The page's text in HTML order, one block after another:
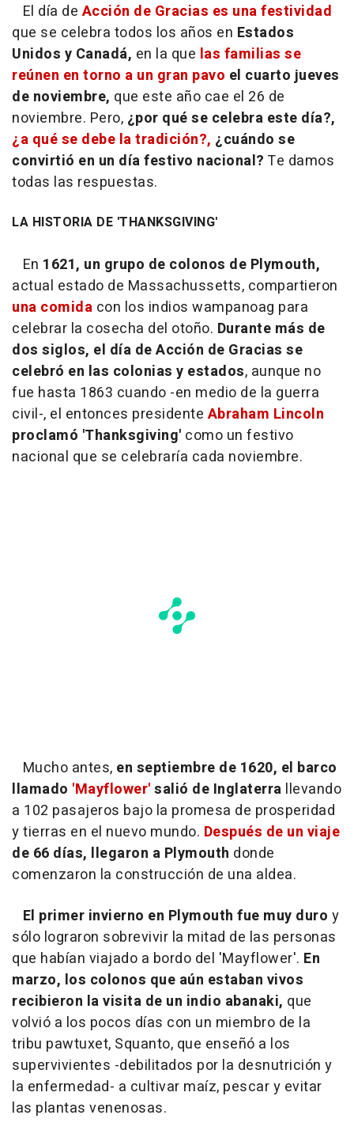
El día deAcción de Gracias es una festividad
que se celebra todos los años en Estados
Unidos y Canadá, en la que las familias se
reúnen en torno a un gran pavo el cuarto jueves
de noviembre, que este año cae el 26 de
noviembre. Pero, ¿por qué se celebra este día?,
¿a qué se debe la tradición?, ¿cuándo se
convirtió en un día festivo nacional? Te damos
todas las respuestas.
LA HISTORIA DE 'THANKSGIVING'
En 1621, un grupo de colonos de Plymouth,
actual estado de Massachussetts, compartieron
una comida con los indios wampanoag para
celebrar la cosecha del otoño. Durante más de
dos siglos, el día de Acción de Gracias se
celebró en las colonias y estados, aunque no
fue hasta 1863 cuando -en medio de la guerra
civil-, el entonces presidenteAbraham Lincoln
proclamó 'Thanksgiving' como un festivo
nacional que se celebraría cada noviembre.
Mucho antes, en septiembre de 1620, el barco
llamado 'Mayflower'salió de Inglaterra llevando
a 102 pasajeros bajo la promesa de prosperidad
y tierras en el nuevo mundo. Después de un viaje
de 66 días, llegaron a Plymouth donde
comenzaron la construcción de una aldea.
El primer invierno en Plymouth fue muy duro y
sólo lograron sobrevivir la mitad de las personas
que habían viajado a bordo del 'Mayflower'. En
marzo, los colonos que aún estaban vivos
recibieron la visita de un indio abanaki, que
volvió a los pocos días con un miembro de la
tribu pawtuxet, Squanto, que enseñó a los
supervivientes -debilitados por la desnutrición y
la enfermedad- a cultivar maíz, pescar y evitar
las plantas venenosas.